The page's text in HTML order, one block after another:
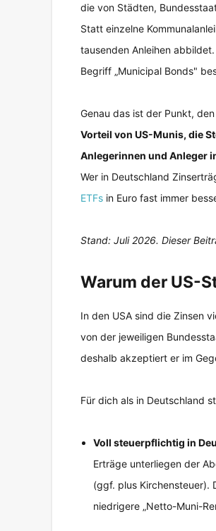
die von Städten,
Statt einzelne
tausenden Anleihen
Begriff „Municipal Bonds"
Genau das ist der Punkt,
Vorteil von US-Munis, die
Anlegerinnen und Anleger
Wer in Deutschland
ETFs in Euro fast immer
Stand: Juli 2026. Dieser
Warum der US-
In den USA sind die Zinsen
von der jeweiligen
deshalb akzeptiert er im
Für dich als in Deutschland
Voll steuerpflichtig in
Erträge unterliegen der
(ggf. plus Kirchensteuer).
niedrigere „Netto-Muni-